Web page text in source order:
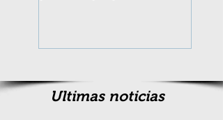
Ultimas noticias